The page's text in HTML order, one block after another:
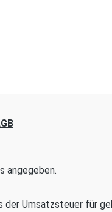
angegeben.
der Umsatzsteuer für